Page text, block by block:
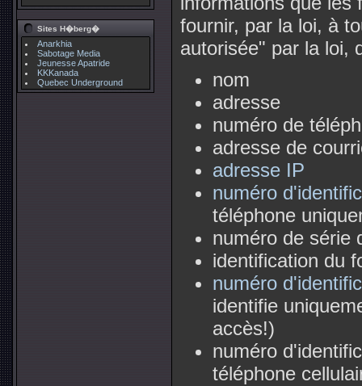
Sites H�berg�
Anarkhia
Sabotage Media
Jeunesse Apatride
KKKanada
Quebec Underground
fournir, par la loi, à
autorisée" par la loi,
nom
adresse
numéro de
adresse de
adresse IP
numéro
téléphone
numéro de série
identification du
numéro
identifie
accès!)
numéro
téléphone